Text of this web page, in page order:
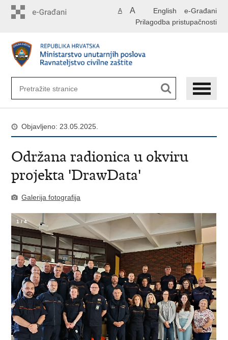
English e-Građani
A A
Prilagodba pristupačnosti
Objavljeno: 23.05.2025.
Održana radionica u okviru
projekta 'DrawData'
Galerija fotografija
1/4